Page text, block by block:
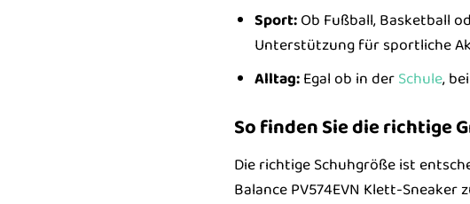
Sport:Ob Fußball, Basketball
Unterstützung für sportliche
Alltag:Egal ob in derSchule,
So finden Sie die richtige
Die richtige Schuhgröße ist
Balance PV574EVN Klett-